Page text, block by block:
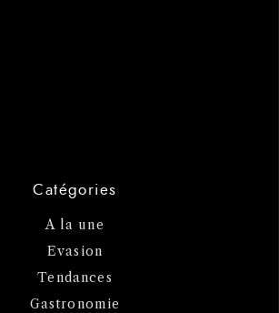
Catégories
A la une
Evasion
Tendances
Gastronomie